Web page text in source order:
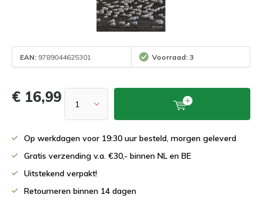
EAN: 9789044625301 Voorraad: 3
€ 16,99
Op werkdagen voor 19:30 uur besteld, morgen geleverd
Gratis verzending v.a. €30,- binnen NL en BE
Uitstekend verpakt!
Retourneren binnen 14 dagen